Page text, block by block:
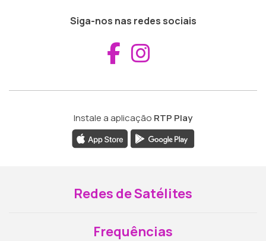
Siga-nos nas redes sociais
Aceder ao
Instale a aplicação RTP Play
Redes de Satélites
Frequências